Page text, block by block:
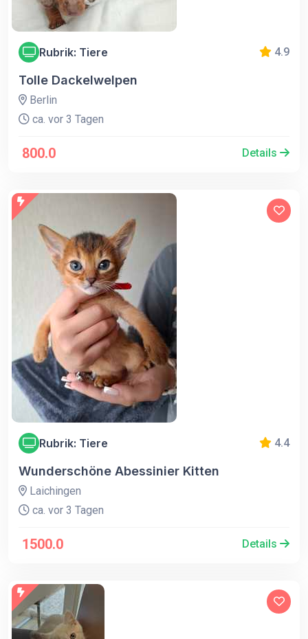
Rubrik: Tiere 4.9
Tolle Dackelwelpen
Berlin
ca. vor 3 Tagen
800.0 Details
Rubrik: Tiere 4.4
Wunderschöne Abessinier Kitten
Laichingen
ca. vor 3 Tagen
1500.0 Details